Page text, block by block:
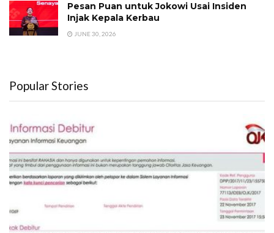
Pesan Puan untuk Jokowi Usai Insiden
Injak Kepala Kerbau
JUNE 30, 2026
Popular Stories